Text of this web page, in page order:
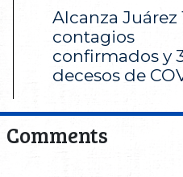
Alcanza Juárez
contagios
confirmados y
decesos de
Comments